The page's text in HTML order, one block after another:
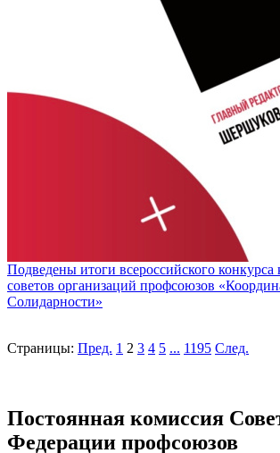
Подведены итоги всероссийского
советов организаций профсоюзов
Солидарности»
Страницы: Пред. 1 2 3 4 5 ... 1195 След.
Постоянная комиссия
Федерации профсоюзов